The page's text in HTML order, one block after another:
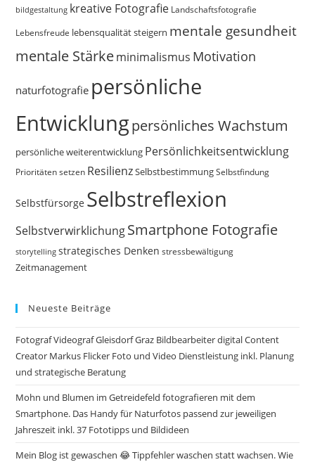
bildgestaltung kreative Fotografie Landschaftsfotografie
Lebensfreude lebensqualität steigern mentale gesundheit
mentale Stärkeminimalismus Motivation
naturfotografie persönliche
Entwicklungpersönliches Wachstum
persönliche weiterentwicklung Persönlichkeitsentwicklung
Prioritäten setzen ResilienzSelbstbestimmung Selbstfindung
Selbstfürsorge Selbstreflexion
SelbstverwirklichungSmartphone Fotografie
storytelling strategisches Denken stressbewältigung
Zeitmanagement
Neueste Beiträge
Fotograf Videograf Gleisdorf Graz Bildbearbeiter digital Content
Creator Markus Flicker Foto und Video Dienstleistung inkl. Planung
und strategische Beratung
Mohn und Blumen im Getreidefeld fotografieren mit dem
Smartphone. Das Handy für Naturfotos passend zur jeweiligen
Jahreszeit inkl. 37 Fototipps und Bildideen
Mein Blog ist gewaschen 😂 Tippfehler waschen statt wachsen. Wie